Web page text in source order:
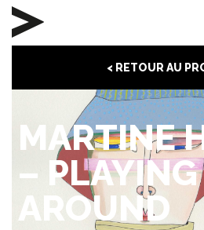
< RETOUR AU
MARTINE
– PLAYING
AROUND